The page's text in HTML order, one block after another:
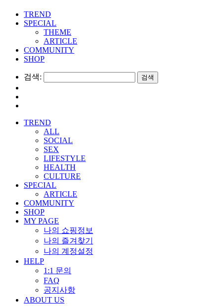
TREND
SPECIAL
THEME
ARTICLE
COMMUNITY
SHOP
검색:
TREND
ALL
SOCIAL
SEX
LIFESTYLE
HEALTH
CULTURE
SPECIAL
ARTICLE
COMMUNITY
SHOP
MY PAGE
나의 쇼핑정보
나의 즐겨찾기
나의 계정설정
HELP
1:1 문의
FAQ
공지사항
ABOUT US